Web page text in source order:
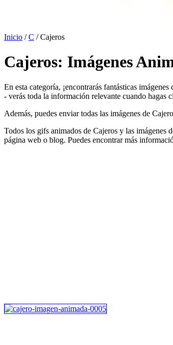
Inicio /C / Cajeros
Cajeros: Imágenes
En esta categoría, ¡encontrarás fantásticas
- verás toda la información relevante cuando hagas
Además, puedes enviar todas las imágenes de
Todos los gifs animados de Cajeros y las
página web o blog. Puedes encontrar más